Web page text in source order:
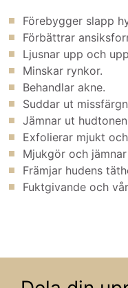
Förebygger slapp
Förbättrar
Ljusnar upp och
Minskar rynkor.
Behandlar akne.
Suddar ut
Jämnar ut
Exfolierar mjukt
Mjukgör och
Främjar hudens
Fuktgivande och